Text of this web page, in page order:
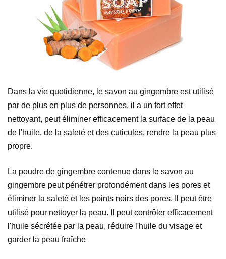
Dans la vie quotidienne, le savon au gingembre est utilisé
par de plus en plus de personnes, il a un fort effet
nettoyant, peut éliminer efficacement la surface de la peau
de l'huile, de la saleté et des cuticules, rendre la peau plus
propre.
La poudre de gingembre contenue dans le savon au
gingembre peut pénétrer profondément dans les pores et
éliminer la saleté et les points noirs des pores. Il peut être
utilisé pour nettoyer la peau. Il peut contrôler efficacement
l'huile sécrétée par la peau, réduire l'huile du visage et
garder la peau fraîche